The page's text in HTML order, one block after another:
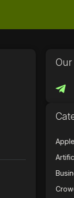
Apple